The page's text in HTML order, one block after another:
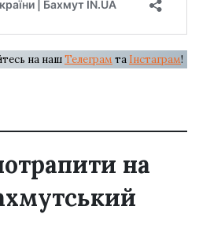
на нашТелеграм та Інстаграм!
на